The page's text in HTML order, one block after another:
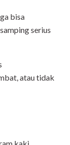
bisa
serius
atau tidak